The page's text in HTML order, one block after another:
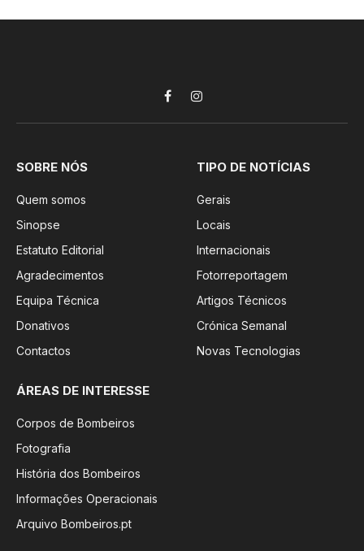
FacebookInstagram
SOBRE NÓS
Quem somos
Sinopse
Estatuto Editorial
Agradecimentos
Equipa Técnica
Donativos
Contactos
TIPO DE NOTÍCIAS
Gerais
Locais
Internacionais
Fotorreportagem
Artigos Técnicos
Crónica Semanal
Novas Tecnologias
ÁREAS DE INTERESSE
Corpos de Bombeiros
Fotografia
História dos Bombeiros
Informações Operacionais
Arquivo Bombeiros.pt